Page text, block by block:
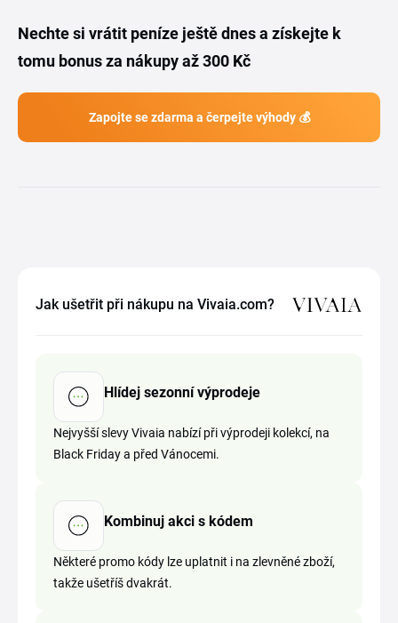
Nechte si vrátit peníze ještě dnes a získejte k
tomu bonus za nákupy až 300 Kč
Zapojte se zdarma a čerpejte výhody 💰
Jak ušetřit při nákupu na Vivaia.com?
Hlídej sezonní výprodeje
Nejvyšší slevy Vivaia nabízí při výprodeji kolekcí, na
Black Friday a před Vánocemi.
Kombinuj akci s kódem
Některé promo kódy lze uplatnit i na zlevněné zboží,
takže ušetříš dvakrát.